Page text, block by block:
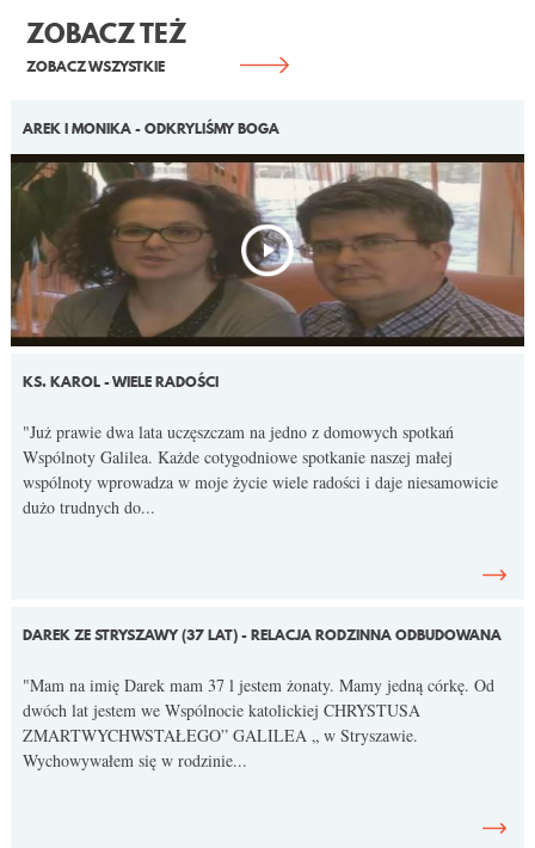
ZOBACZ TEŻ
ZOBACZ WSZYSTKIE
AREK I MONIKA - ODKRYLIŚMY BOGA
KS. KAROL - WIELE RADOŚCI
"Już prawie dwa lata uczęszczam na jedno z domowych spotkań
Wspólnoty Galilea. Każde cotygodniowe spotkanie naszej małej
wspólnoty wprowadza w moje życie wiele radości i daje niesamowicie
dużo trudnych do...
DAREK ZE STRYSZAWY (37 LAT) - RELACJA RODZINNA ODBUDOWANA
"Mam na imię Darek mam 37 l jestem żonaty. Mamy jedną córkę. Od
dwóch lat jestem we Wspólnocie katolickiej CHRYSTUSA
ZMARTWYCHWSTAŁEGO” GALILEA „ w Stryszawie.
Wychowywałem się w rodzinie...